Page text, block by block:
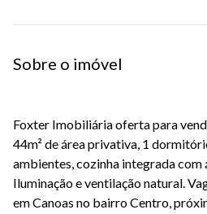
Sobre o imóvel
Foxter Imobiliária oferta para
44m² de área privativa, 1
ambientes, cozinha integrada com
Iluminação e ventilação natural.
em Canoas no bairro Centro,